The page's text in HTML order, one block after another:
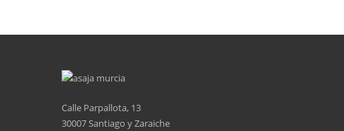
Calle Parpallota, 13
30007 Santiago y Zaraiche